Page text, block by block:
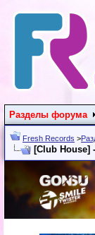
Разделы форума
Fresh Records >
[Club House]